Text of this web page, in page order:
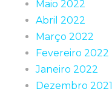
Maio 2022
Abril 2022
Março 2022
Fevereiro 2022
Janeiro 2022
Dezembro 2021